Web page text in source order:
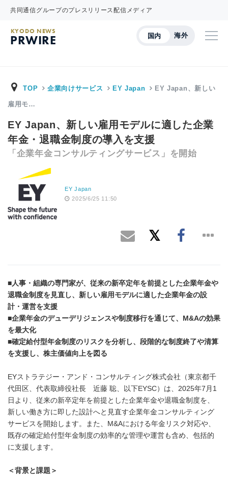
共同通信グループのプレスリリース配信メディア
国内 海外
KYODO NEWS
PRWIRE
TOP 企業向けサービス EY Japan EY Japan、新しい
雇用モ…
EY Japan、新しい雇用モデルに適した企業
年金・退職金制度の導入を支援
「企業年金コンサルティングサービス」を開始
EY Japan
2025/6/25 11:50
■人事・組織の専門家が、従来の新卒定年を前提とした企業年金や
退職金制度を見直し、新しい雇用モデルに適した企業年金の設
計・運営を支援
■企業年金のデューデリジェンスや制度移行を通じて、
M&Aの効果
を最大化
■確定給付型年金制度のリスクを分析し、段階的な制度終了や清算
を支援し、株主価値向上を図る
EYストラテジー・アンド・コンサルティング株式会社（東京都千
代田区、代表取締役社長 近藤 聡、以下EYSC）は、2025年7月1
日より、従来の新卒定年を前提とした企業年金や退職金制度を、
新しい働き方に即した設計へと見直す企業年金コンサルティング
サービスを開始します。また、M&Aにおける年金リスク対応や、
既存の確定給付型年金制度の効率的な管理や運営も含め、包括的
に支援します。
＜背景と課題＞